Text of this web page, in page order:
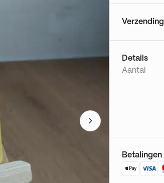
Verzending
Details
Aantal
Betalingen